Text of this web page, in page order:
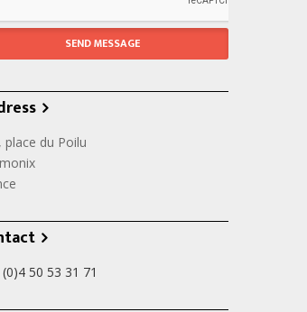
place du Poilu
50 53 31 71